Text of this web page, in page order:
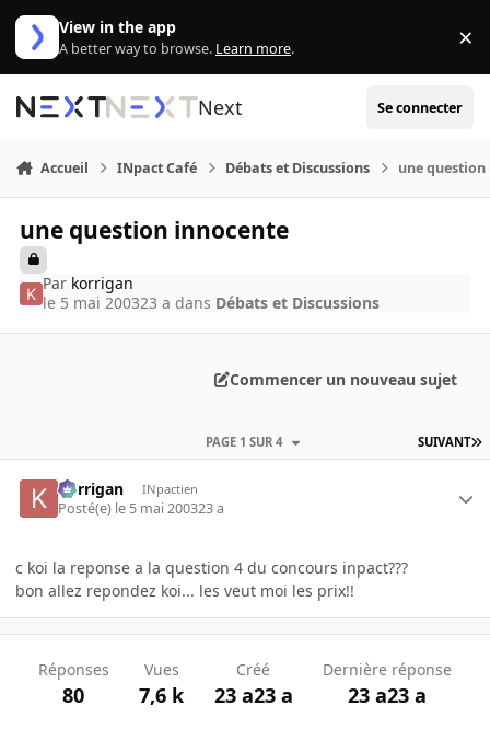
Aller au contenu
View in the app
A better way to browse. Learn more. ×
Next Se connecter
Accueil INpact Café Débats et Discussions une
une question innocente
Par korrigan
le 5 mai 200323 a dans Débats et Discussions
Commencer un nouveau sujet
SUIVANT
PAGE 1 SUR 4
korrigan INpactien
Posté(e) le 5 mai 200323 a
c koi la reponse a la question 4 du concours inpact???
bon allez repondez koi... les veut moi les prix!!
Réponses
80
Vues
7,6 k
Créé
23 a23 a
Dernière réponse
23 a23 a